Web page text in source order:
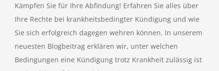
Kämpfen Sie für Ihre Abfindung! Erfahren Sie alles über
Ihre Rechte bei krankheitsbedingter Kündigung und wie
Sie sich erfolgreich dagegen wehren können. In unserem
neuesten Blogbeitrag erklären wir, unter welchen
Bedingungen eine Kündigung trotz Krankheit zulässig ist